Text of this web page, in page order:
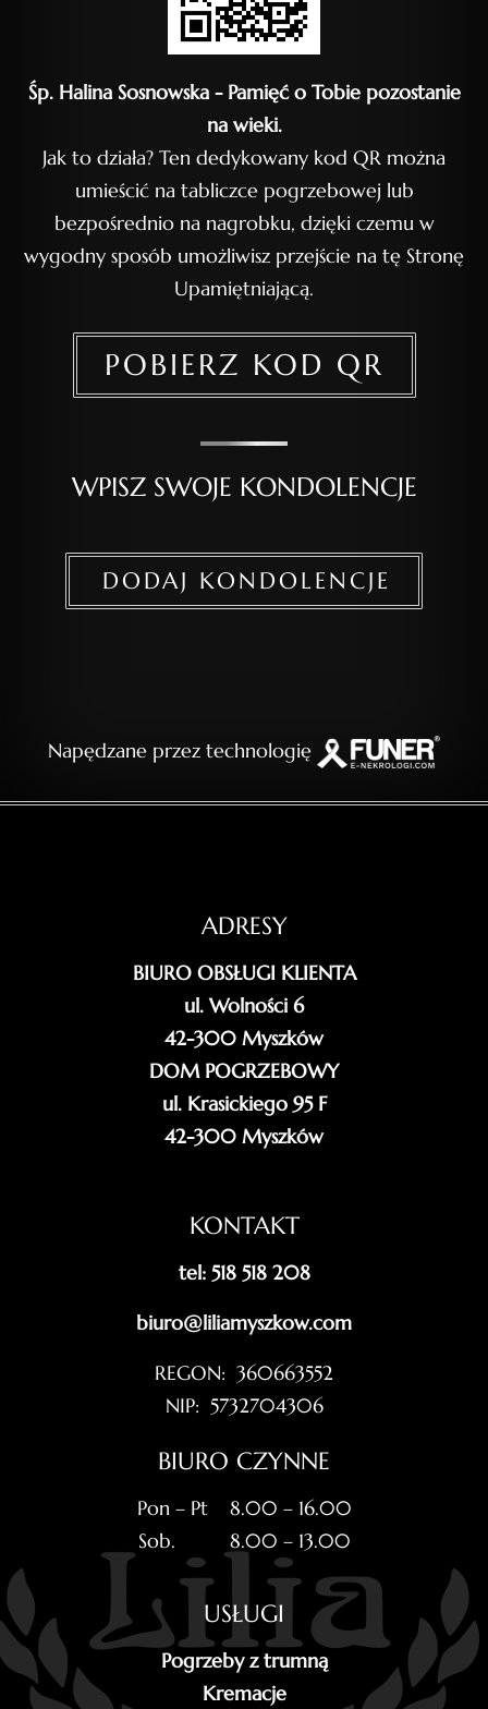
Śp. Halina Sosnowska - Pamięć o Tobie pozostanie
na wieki.
Jak to działa? Ten dedykowany kod QR można
umieścić na tabliczce pogrzebowej lub
bezpośrednio na nagrobku, dzięki czemu w
wygodny sposób umożliwisz przejście na tę Stronę
Upamiętniającą.
POBIERZ KOD QR
WPISZ SWOJE KONDOLENCJE
DODAJ KONDOLENCJE
Napędzane przez technologię
ADRESY
BIURO OBSŁUGI KLIENTA
ul. Wolności 6
42-300 Myszków
DOM POGRZEBOWY
ul. Krasickiego 95 F
42-300 Myszków
KONTAKT
tel: 518 518 208
biuro@liliamyszkow.com
REGON: 360663552
NIP: 5732704306
BIURO CZYNNE
Pon – Pt 8.00 – 16.00
Sob. 8.00 – 13.00
USŁUGI
Pogrzeby z trumną
Kremacje